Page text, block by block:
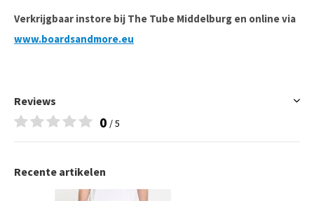
Verkrijgbaar instore bij The Tube Middelburg en online via
www.boardsandmore.eu
Reviews
0 / 5
Recente artikelen